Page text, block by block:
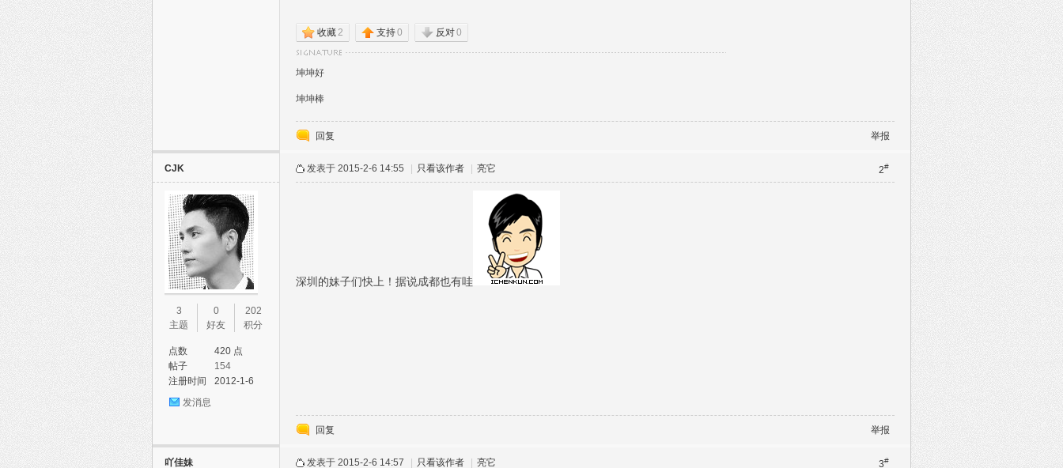
收藏2 支持0 反对0
坤坤好
坤坤棒
坤坤样样NO.1
回复
举报
CJK
3
主题
0
好友
202
积分
点数
420 点
帖子
154
注册时间
2012-1-6
发消息
2#
发表于 2015-2-6 14:55 只看该作者 亮它
深圳的妹子们快上！据说成都也有哇
回复 举报
吖佳妹 3#
发表于 2015-2-6 14:57 只看该作者 亮它